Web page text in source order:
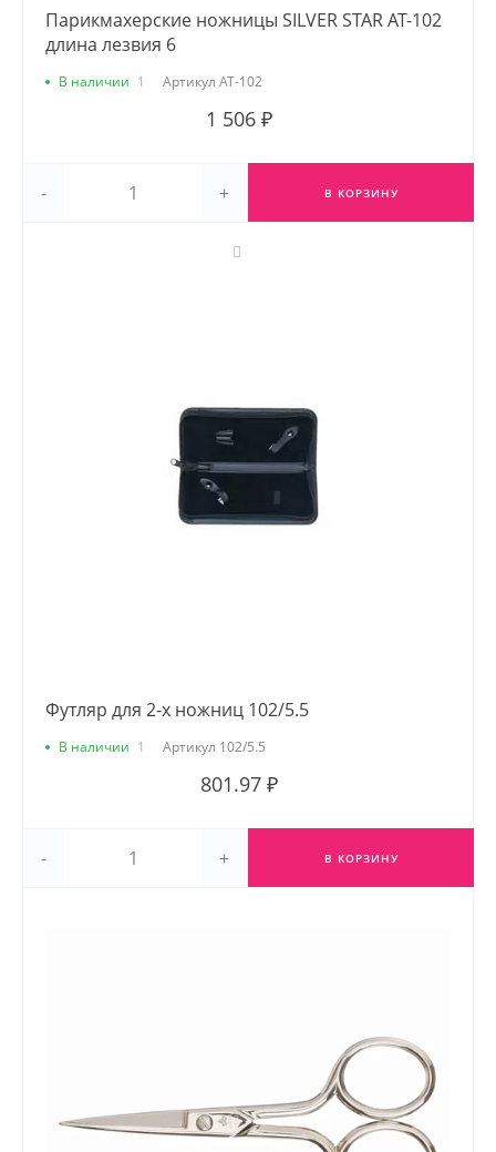
Парикмахерские ножницы SILVER STAR AT-102
длина лезвия 6
В наличии 1 Артикул AT-102
1 506 ₽
- + В КОРЗИНУ
Футляр для 2-х ножниц 102/5.5
В наличии 1 Артикул 102/5.5
801.97 ₽
- + В КОРЗИНУ